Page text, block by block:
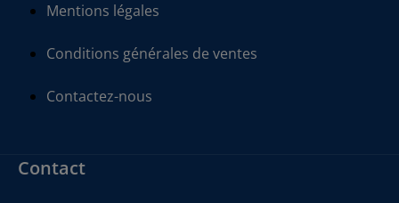
Mentions légales
Conditions générales de ventes
Contactez-nous
Contact